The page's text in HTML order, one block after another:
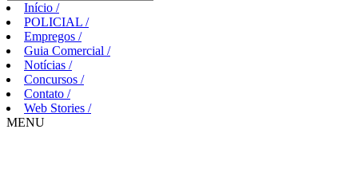
Início /
POLICIAL /
Empregos /
Guia Comercial /
Notícias /
Concursos /
Contato /
Web Stories /
MENU